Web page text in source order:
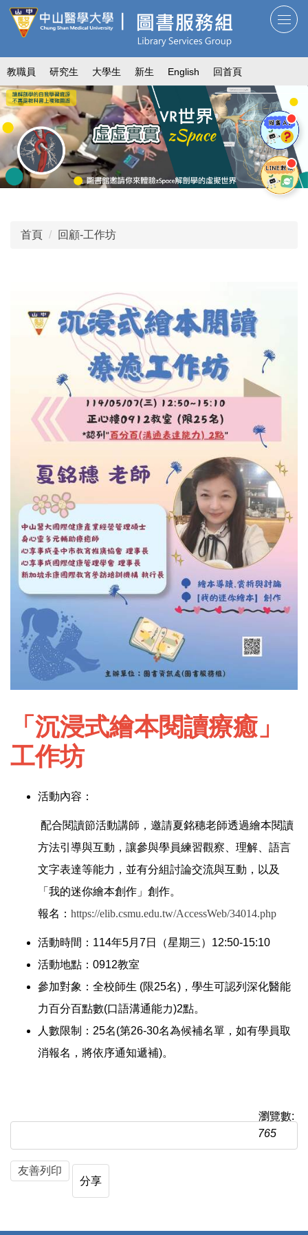
跳
到
要
內
容
區
教職員 研究生 大學生 新生 English 回首頁
首頁 回顧-工作坊
「沉浸式繪本閱讀療癒」
工作坊
活動內容：
配合閱讀節活動講師 ，邀請夏銘穗老師透過繪本閱讀
方法引導與互動，讓參與學員練習觀察、理解
語言
文字表達等能力 ， 並有分組討論交流與互動，以及
「我的迷你繪本創作」創作。
報名 ： https://elib.csmu.edu.tw/AccessWeb/34014.php
活動時間：114年5月7日（星期三）12:50-15:10
活動地點：0912教室
參加對象：全校師生 (限25名) ， 學生可認列深化醫能
力百分百點數(口語溝通能力)2點。
人數限制：25名(第26-30名為候補名單，如有學員取
消報名，將依序通知遞補)。
瀏覽數:
765
友善列印
分享